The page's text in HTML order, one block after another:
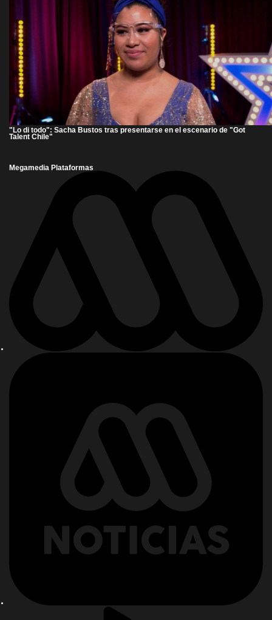
"Lo di todo": Sacha Bustos tras presentarse en el escenario de "Got
Talent Chile"
Megamedia Plataformas